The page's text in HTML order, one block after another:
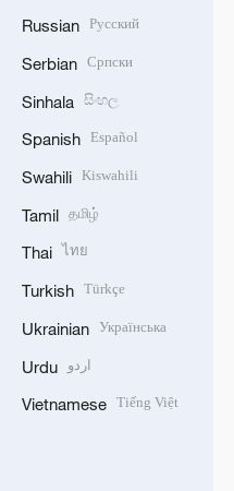
Russian Русский
Serbian Српски
Sinhala සිංහල
Spanish Español
Swahili Kiswahili
Tamil தமிழ்
Thai ไทย
Turkish Türkçe
Ukrainian Українська
Urdu اردو
Vietnamese Tiếng Việt